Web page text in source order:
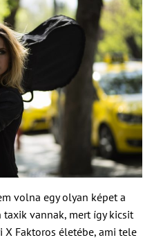
volna egy olyan képet a
vannak, mert így kicsit
Faktoros életébe, ami tele